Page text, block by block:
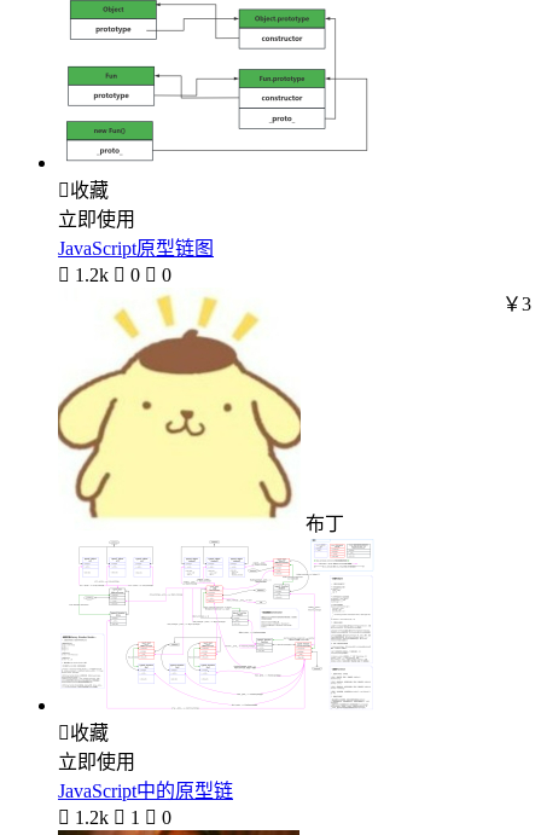
收藏
立即使用
JavaScript原型链图
 1.2k  0  0
布丁
￥3
收藏
立即使用
JavaScript中的原型链
 1.2k  1  0